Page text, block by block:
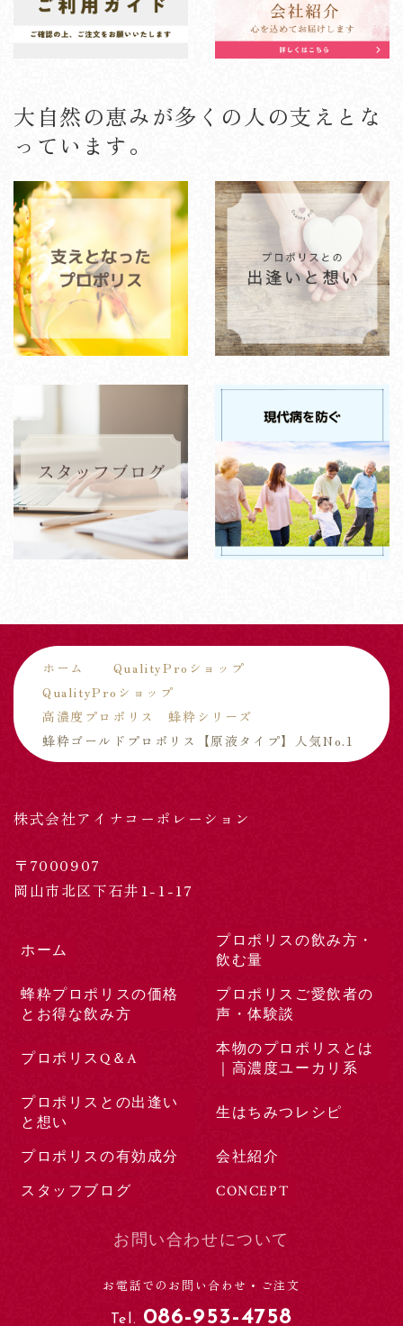
大自然の恵みが多くの人の支えとな
っています。
ホーム
QualityProショップ
QualityProショップ
高濃度プロポリス 蜂粋シリーズ
蜂粋ゴールドプロポリス【原液タイプ】人気No.1
株式会社アイナコーポレーション
〒7000907
岡山市北区下石井1-1-17
ホーム
プロポリスの飲み方・
飲む量
蜂粋プロポリスの価格
とお得な飲み方
プロポリスご愛飲者の
声・体験談
プロポリスQ＆A
本物のプロポリスとは
｜高濃度ユーカリ系
プロポリスとの出逢い
と想い
生はちみつレシピ
プロポリスの有効成分
会社紹介
スタッフブログ
CONCEPT
お問い合わせについて
お電話でのお問い合わせ・ご注文
Tel. 086-953-4758